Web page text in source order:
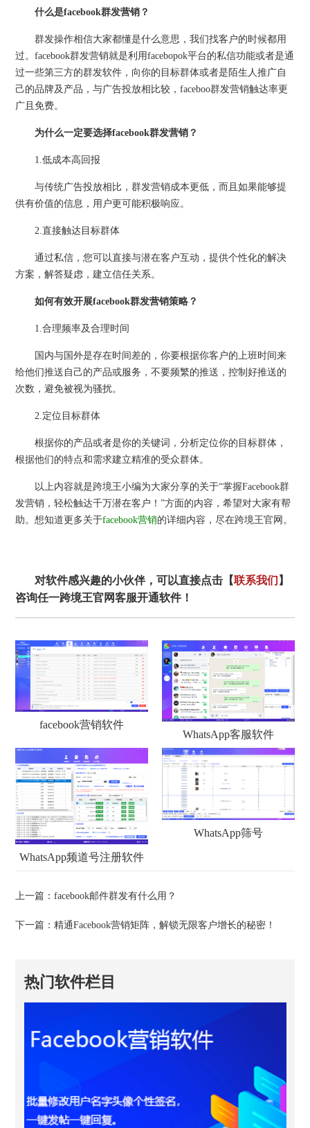
什么是facebook群发营销？
群发操作相信大家都懂是什么意思，我们找客户的时候都用
过。facebook群发营销就是利用facebopok平台的私信功能或者是通
过一些第三方的群发软件，向你的目标群体或者是陌生人推广自
己的品牌及产品，与广告投放相比较，faceboo群发营销触达率更
广且免费。
为什么一定要选择facebook群发营销？
1.低成本高回报
与传统广告投放相比，群发营销成本更低，而且如果能够提
供有价值的信息，用户更可能积极响应。
2.直接触达目标群体
通过私信，您可以直接与潜在客户互动，提供个性化的解决
方案，解答疑虑，建立信任关系。
如何有效开展facebook群发营销策略？
1.合理频率及合理时间
国内与国外是存在时间差的，你要根据你客户的上班时间来
给他们推送自己的产品或服务，不要频繁的推送，控制好推送的
次数，避免被视为骚扰。
2.定位目标群体
根据你的产品或者是你的关键词，分析定位你的目标群体，
根据他们的特点和需求建立精准的受众群体。
以上内容就是跨境王小编为大家分享的关于“掌握Facebook群
发营销，轻松触达千万潜在客户！”方面的内容，希望对大家有帮
助。想知道更多关于facebook营销的详细内容，尽在跨境王官网。
对软件感兴趣的小伙伴，可以直接点击【联系我们 】
咨询任一跨境王官网客服开通软件！
facebook营销软件
WhatsApp客服软件
WhatsApp频道号注册软件
WhatsApp筛号
上一篇：facebook邮件群发有什么用？
下一篇：精通Facebook营销矩阵，解锁无限客户增长的秘密！
热门软件栏目